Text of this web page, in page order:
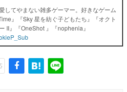
してやまない雑多ゲーマー。好きなゲーム
』『Sky 星を紡ぐ子どもたち』『オクト
II』『OneShot 』『nophenia』